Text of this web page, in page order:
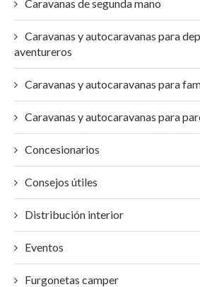
Caravanas de segunda mano
Caravanas y autocaravanas para
aventureros
Caravanas y autocaravanas para
Caravanas y autocaravanas para
Concesionarios
Consejos útiles
Distribución interior
Eventos
Furgonetas camper